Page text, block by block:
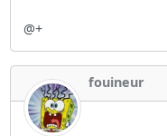
@+
fouineur